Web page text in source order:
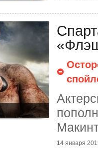
14 января